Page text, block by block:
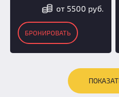
от 5500 руб.
БРОНИРОВАТЬ